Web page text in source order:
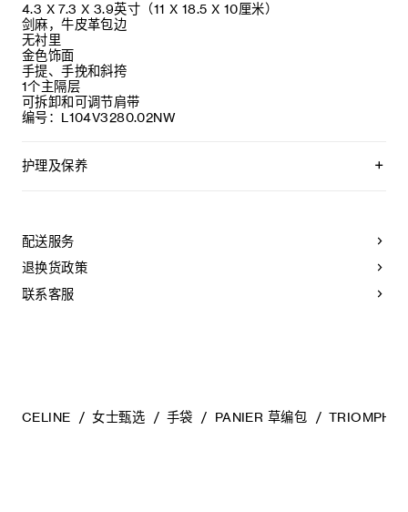
4.3 X 7.3 X 3.9英寸（11 X 18.5 X 10厘米）
剑麻，牛皮革包边
无衬里
金色饰面
手提、手挽和斜挎
1个主隔层
可拆卸和可调节肩带
编号：L104V3280.02NW
护理及保养
建议您：
- 防止潮湿；避免接触液体、护手霜、洗手液、化妆品及香水。
如果您的手袋不慎接触到水或上述物质，请用干燥且不带绒毛
的浅色吸水布轻轻擦拭；
配送服务
退换货政策
联系客服
CELINE 女士甄选 手袋 PANIER 草编包 TRIOMPHE